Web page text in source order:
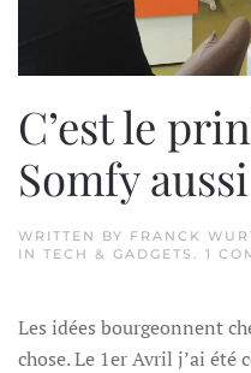
C’est le
Somfy aussi
WRITTEN BY FRANCK
IN TECH & GADGETS 1
Les idées bourgeonnent
chose. Le 1er Avril j’ai été